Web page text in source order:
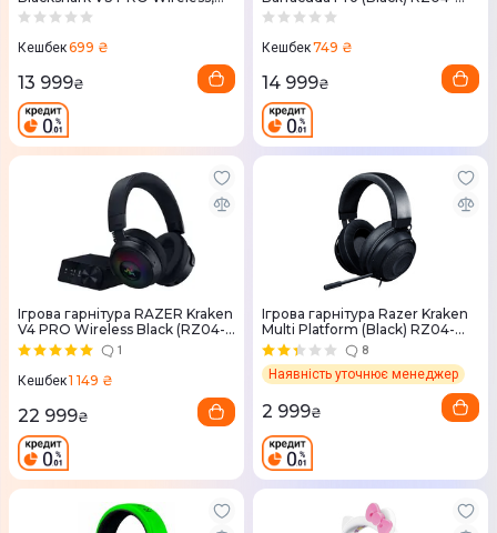
чорна
Кешбек699 ₴
13 999₴
03780100-R3M1
Кешбек749 ₴
14 999₴
Ігрова гарнітура RAZER Kraken
V4 PRO Wireless Black (RZ04-
05160100-R3M1)1
Кешбек1 149 ₴
22 999₴
Ігрова гарнітура Razer Kraken
Multi Platform (Black) RZ04-
02830100-R3M1
8
Наявність уточнює менеджер
2 999₴